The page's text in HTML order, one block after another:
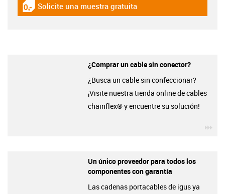
igus-icon-gratismuster
Solicite una muestra gratuita
¿Comprar un cable sin conector?
¿Busca un cable sin confeccionar?
¡Visite nuestra tienda online de cables
chainflex® y encuentre su solución!
Un único proveedor para todos los
componentes con garantía
Las cadenas portacables de igus ya